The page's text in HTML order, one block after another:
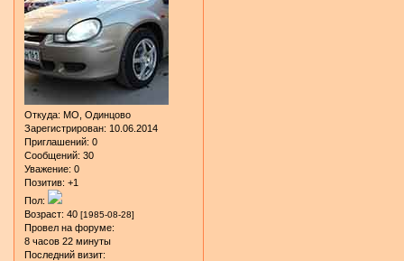
Откуда: МО, Одинцово
Зарегистрирован: 10.06.2014
Приглашений: 0
Сообщений: 30
Уважение: 0
Позитив: +1
Пол:
Возраст: 40 [1985-08-28]
Провел на форуме:
8 часов 22 минуты
Последний визит: